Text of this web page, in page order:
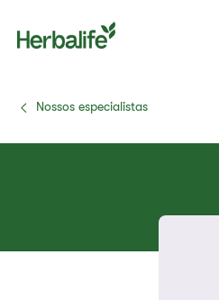
Nossos especialistas